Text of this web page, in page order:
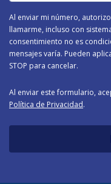
Al enviar mi número,
llamarme, incluso con
consentimiento no es
mensajes varía. Pueden
STOP para cancelar.
Al enviar este formulario,
Política de Privacidad.